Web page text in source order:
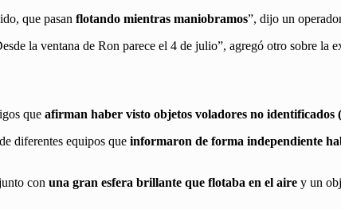
que pasan flotando mientras maniobramos”, dijo un
la ventana de Ron parece el 4 de julio”, agregó otro sobre la
que afirman haber visto objetos voladores no identificados
diferentes equipos que informaron de forma independiente
con una gran esfera brillante que flotaba en el aire y un